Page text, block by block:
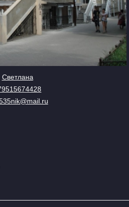
Светлана